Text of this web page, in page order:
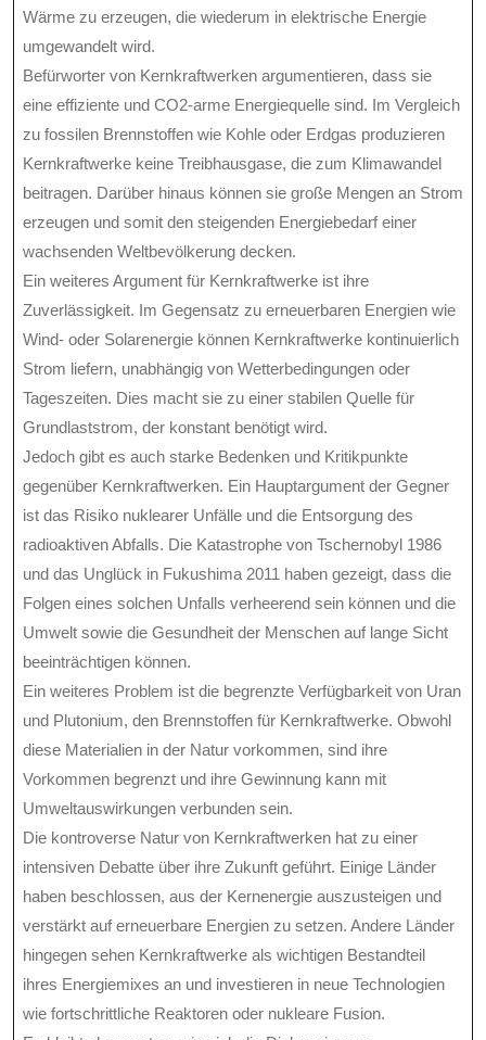
Wärme zu erzeugen, die wiederum in elektrische Energie
umgewandelt wird.
Befürworter von Kernkraftwerken argumentieren, dass sie
eine effiziente und CO2-arme Energiequelle sind. Im Vergleich
zu fossilen Brennstoffen wie Kohle oder Erdgas produzieren
Kernkraftwerke keine Treibhausgase, die zum Klimawandel
beitragen. Darüber hinaus können sie große Mengen an Strom
erzeugen und somit den steigenden Energiebedarf einer
wachsenden Weltbevölkerung decken.
Ein weiteres Argument für Kernkraftwerke ist ihre
Zuverlässigkeit. Im Gegensatz zu erneuerbaren Energien wie
Wind- oder Solarenergie können Kernkraftwerke kontinuierlich
Strom liefern, unabhängig von Wetterbedingungen oder
Tageszeiten. Dies macht sie zu einer stabilen Quelle für
Grundlaststrom, der konstant benötigt wird.
Jedoch gibt es auch starke Bedenken und Kritikpunkte
gegenüber Kernkraftwerken. Ein Hauptargument der Gegner
ist das Risiko nuklearer Unfälle und die Entsorgung des
radioaktiven Abfalls. Die Katastrophe von Tschernobyl 1986
und das Unglück in Fukushima 2011 haben gezeigt, dass die
Folgen eines solchen Unfalls verheerend sein können und die
Umwelt sowie die Gesundheit der Menschen auf lange Sicht
beeinträchtigen können.
Ein weiteres Problem ist die begrenzte Verfügbarkeit von Uran
und Plutonium, den Brennstoffen für Kernkraftwerke. Obwohl
diese Materialien in der Natur vorkommen, sind ihre
Vorkommen begrenzt und ihre Gewinnung kann mit
Umweltauswirkungen verbunden sein.
Die kontroverse Natur von Kernkraftwerken hat zu einer
intensiven Debatte über ihre Zukunft geführt. Einige Länder
haben beschlossen, aus der Kernenergie auszusteigen und
verstärkt auf erneuerbare Energien zu setzen. Andere Länder
hingegen sehen Kernkraftwerke als wichtigen Bestandteil
ihres Energiemixes an und investieren in neue Technologien
wie fortschrittliche Reaktoren oder nukleare Fusion.